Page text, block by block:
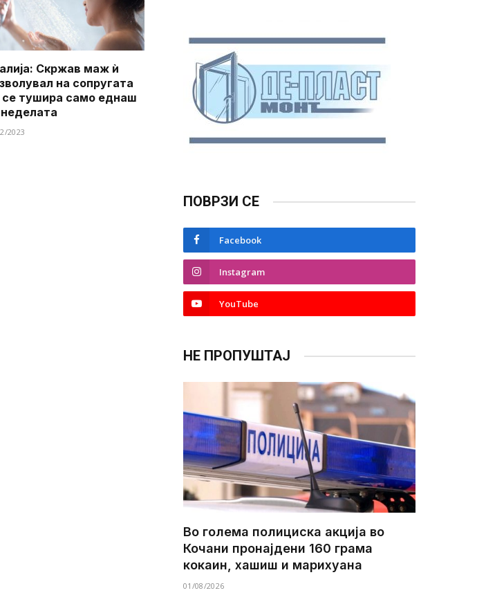
Скржав маж ѝ
на сопругата
се тушира ​​само еднаш
2023
ПОВРЗИ СЕ
Facebook
Instagram
YouTube
НЕ ПРОПУШТАЈ
Во голема полициска акција во
Кочани пронајдени 160 грама
кокаин, хашиш и марихуана
01/08/2026